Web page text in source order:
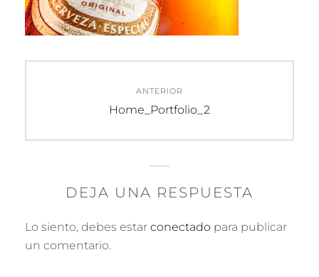
entradas
ANTERIOR
Entrada
Home_Portfolio_2
DEJA UNA RESPUESTA
Lo siento, debes estar conectado para publicar
un comentario.